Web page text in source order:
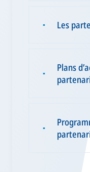
▪ Les
▪
Plans
▪